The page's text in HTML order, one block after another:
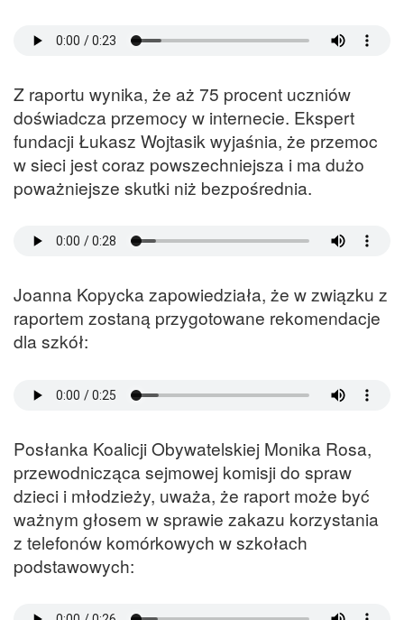
Z raportu wynika, że aż 75 procent uczniów
doświadcza przemocy w internecie. Ekspert
fundacji Łukasz Wojtasik wyjaśnia, że przemoc
w sieci jest coraz powszechniejsza i ma dużo
poważniejsze skutki niż bezpośrednia.
Joanna Kopycka zapowiedziała, że w związku z
raportem zostaną przygotowane rekomendacje
dla szkół:
Posłanka Koalicji Obywatelskiej Monika Rosa,
przewodnicząca sejmowej komisji do spraw
dzieci i młodzieży, uważa, że raport może być
ważnym głosem w sprawie zakazu korzystania
z telefonów komórkowych w szkołach
podstawowych: